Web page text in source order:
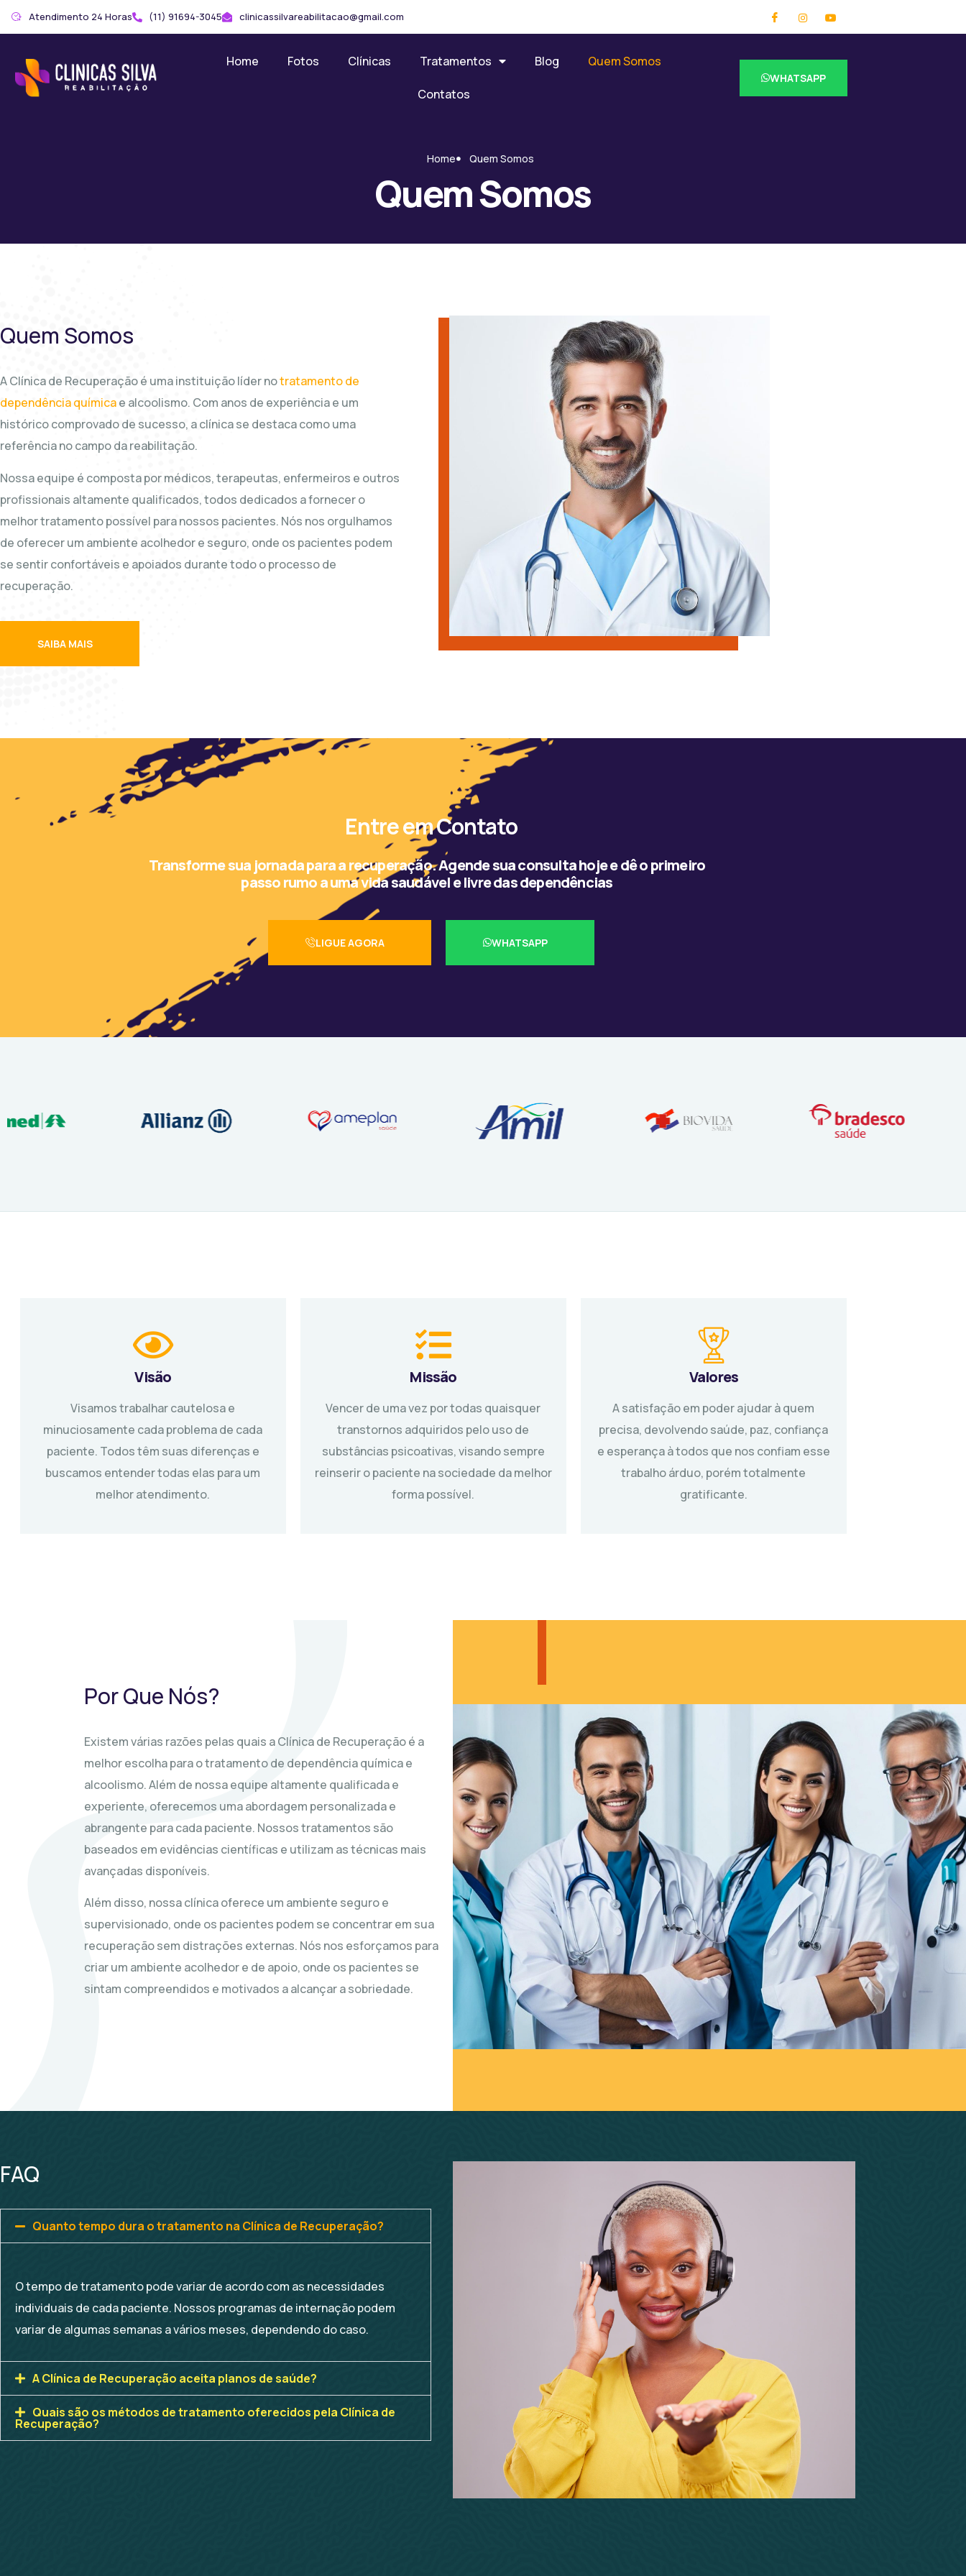
Atendimento 24 Horas (11) 91694-3045 clinicassilvareabilitacao@gmail.com
Home Fotos Clínicas Tratamentos Blog Quem Somos
Contatos
WHATSAPP
Home Quem Somos
Quem Somos
Quem Somos
A Clínica de Recuperação é uma instituição líder notratamento de
dependência químicae alcoolismo. Com anos de experiência e um
histórico comprovado de sucesso, a clínica se destaca como uma
referência no campo da reabilitação.
Nossa equipe é composta por médicos, terapeutas, enfermeiros e outros
profissionais altamente qualificados, todos dedicados a fornecer o
melhor tratamento possível para nossos pacientes. Nós nos orgulhamos
de oferecer um ambiente acolhedor e seguro, onde os pacientes podem
se sentir confortáveis ​​e apoiados durante todo o processo de
recuperação.
SAIBA MAIS
Entre em Contato
Transforme sua jornada para a recuperação. Agende sua consulta hoje e dê o primeiro
passo rumo a uma vida saudável e livre das dependências
LIGUE AGORA WHATSAPP
Visão
Visamos trabalhar cautelosa e
minuciosamente cada problema de cada
paciente. Todos têm suas diferenças e
buscamos entender todas elas para um
melhor atendimento.
Missão
Vencer de uma vez por todas quaisquer
transtornos adquiridos pelo uso de
substâncias psicoativas, visando sempre
reinserir o paciente na sociedade da melhor
forma possível.
Valores
A satisfação em poder ajudar à quem
precisa, devolvendo saúde, paz, confiança
e esperança à todos que nos confiam esse
trabalho árduo, porém totalmente
gratificante.
Por Que Nós?
Existem várias razões pelas quais a Clínica de Recuperação é a
melhor escolha para o tratamento de dependência química e
alcoolismo. Além de nossa equipe altamente qualificada e
experiente, oferecemos uma abordagem personalizada e
abrangente para cada paciente. Nossos tratamentos são
baseados em evidências científicas e utilizam as técnicas mais
avançadas disponíveis.
Além disso, nossa clínica oferece um ambiente seguro e
supervisionado, onde os pacientes podem se concentrar em sua
recuperação sem distrações externas. Nós nos esforçamos para
criar um ambiente acolhedor e de apoio, onde os pacientes se
sintam compreendidos e motivados a alcançar a sobriedade.
FAQ
Quanto tempo dura o tratamento na Clínica de Recuperação?
O tempo de tratamento pode variar de acordo com as necessidades
individuais de cada paciente. Nossos programas de internação podem
variar de algumas semanas a vários meses, dependendo do caso.
A Clínica de Recuperação aceita planos de saúde?
Quais são os métodos de tratamento oferecidos pela Clínica de
Recuperação?